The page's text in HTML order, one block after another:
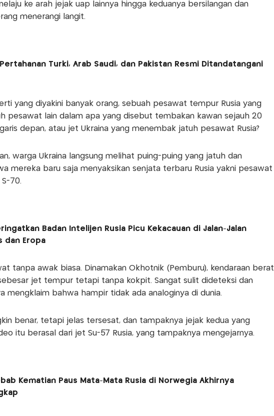
ke arah jejak uap lainnya hingga keduanya bersilangan dan
menerangi langit.
Turki, Arab Saudi, dan Pakistan Resmi Ditandatangani
yang diyakini banyak orang, sebuah pesawat tempur Rusia yang
pesawat lain dalam apa yang disebut tembakan kawan sejauh 20
depan, atau jet Ukraina yang menembak jatuh pesawat Rusia?
warga Ukraina langsung melihat puing-puing yang jatuh dan
mereka baru saja menyaksikan senjata terbaru Rusia yakni pesawat
70.
Badan Intelijen Rusia Picu Kekacauan di Jalan-Jalan
dan Eropa
tanpa awak biasa. Dinamakan Okhotnik (Pemburu), kendaraan berat
jet tempur tetapi tanpa kokpit. Sangat sulit dideteksi dan
mengklaim bahwa hampir tidak ada analoginya di dunia.
benar, tetapi jelas tersesat, dan tampaknya jejak kedua yang
itu berasal dari jet Su-57 Rusia, yang tampaknya mengejarnya.
Kematian Paus Mata-Mata Rusia di Norwegia Akhirnya